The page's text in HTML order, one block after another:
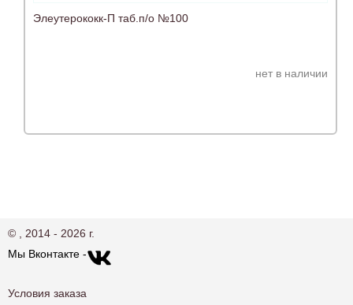
Элеутерококк-П таб.п/о №100
нет в наличии
© , 2014 - 2026 г.
Мы Вконтакте -
Условия заказа